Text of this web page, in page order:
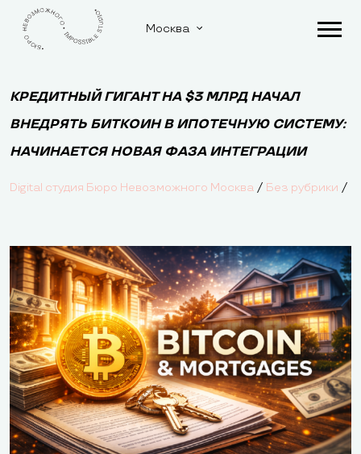
Москва
КРЕДИТНЫЙ ГИГАНТ НА $3 МЛРД НАЧАЛ
ВНЕДРЯТЬ БИТКОИН В ИПОТЕЧНУЮ СИСТЕМУ:
НАЧИНАЕТСЯ НОВАЯ ФАЗА ИНТЕГРАЦИИ
Digital студия Бюро Невозможного Москва / Без рубрики /